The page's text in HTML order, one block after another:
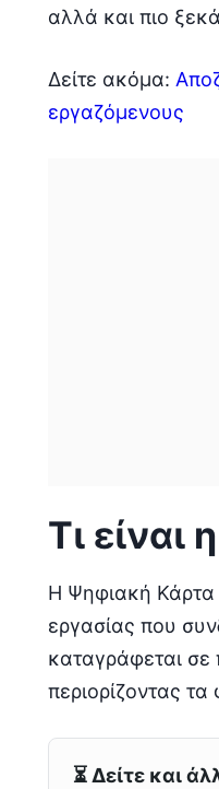
αλλά και πιο
Δείτε ακόμα:
εργαζόμενους
Τι
Η Ψηφιακή Κάρτα
εργασίας που
καταγράφεται
περιορίζοντας
⏳ Δείτε και